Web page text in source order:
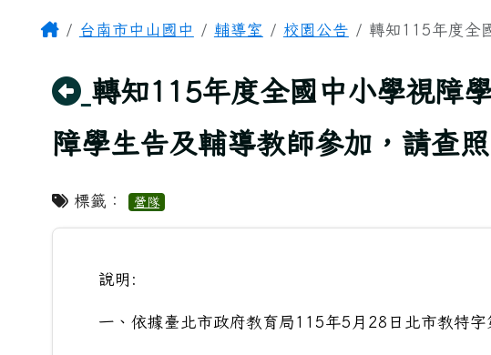
主內容區域
Home台南市中山國中 輔導室 校園公告 轉知115年度全
回上頁
轉知115年度全國中小學視障
障學生告及輔導教師參加，請查照
標籤： 營隊
說明:
一、依據臺北市政府教育局115年5月28日北市教特
頁尾區域